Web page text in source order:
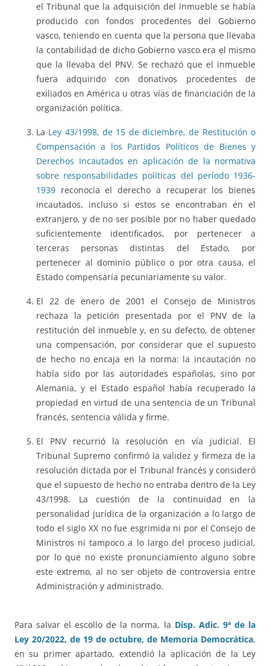
el Tribunal que la adquisición del inmueble se había
producido con fondos procedentes del Gobierno
vasco, teniendo en cuenta que la persona que llevaba
la contabilidad de dicho Gobierno vasco era el mismo
que la llevaba del PNV. Se rechazó que el inmueble
fuera adquirido con donativos procedentes de
exiliados en América u otras vías de financiación de la
organización política.
La Ley 43/1998, de 15 de diciembre, de Restitución o
Compensación a los Partidos Políticos de Bienes y
Derechos Incautados en aplicación de la normativa
sobre responsabilidades políticas del período 1936-
1939 reconocía el derecho a recuperar los bienes
incautados, incluso si estos se encontraban en el
extranjero, y de no ser posible por no haber quedado
suficientemente identificados, por pertenecer a
terceras personas distintas del Estado, por
pertenecer al dominio público o por otra causa, el
Estado compensaría pecuniariamente su valor.
El 22 de enero de 2001 el Consejo de Ministros
rechaza la petición presentada por el PNV de la
restitución del inmueble y, en su defecto, de obtener
una compensación, por considerar que el supuesto
de hecho no encaja en la norma: la incautación no
había sido por las autoridades españolas, sino por
Alemania, y el Estado español había recuperado la
propiedad en virtud de una sentencia de un Tribunal
francés, sentencia válida y firme.
El PNV recurrió la resolución en vía judicial. El
Tribunal Supremo confirmó la validez y firmeza de la
resolución dictada por el Tribunal francés y consideró
que el supuesto de hecho no entraba dentro de la Ley
43/1998. La cuestión de la continuidad en la
personalidad jurídica de la organización a lo largo de
todo el siglo XX no fue esgrimida ni por el Consejo de
Ministros ni tampoco a lo largo del proceso judicial,
por lo que no existe pronunciamiento alguno sobre
este extremo, al no ser objeto de controversia entre
Administración y administrado.
Para salvar el escollo de la norma, la Disp. Adic. 9ª de la
Ley 20/2022, de 19 de octubre, de Memoria Democrática,
en su primer apartado, extendió la aplicación de la Ley